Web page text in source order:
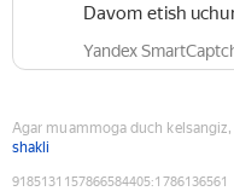
Davom etish
Yandex
Agar muammoga duch
shakli
9185131157866584405:1786136561